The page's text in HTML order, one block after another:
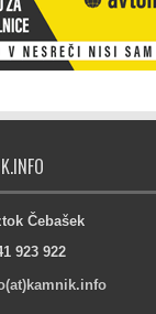
Čebašek
923 922